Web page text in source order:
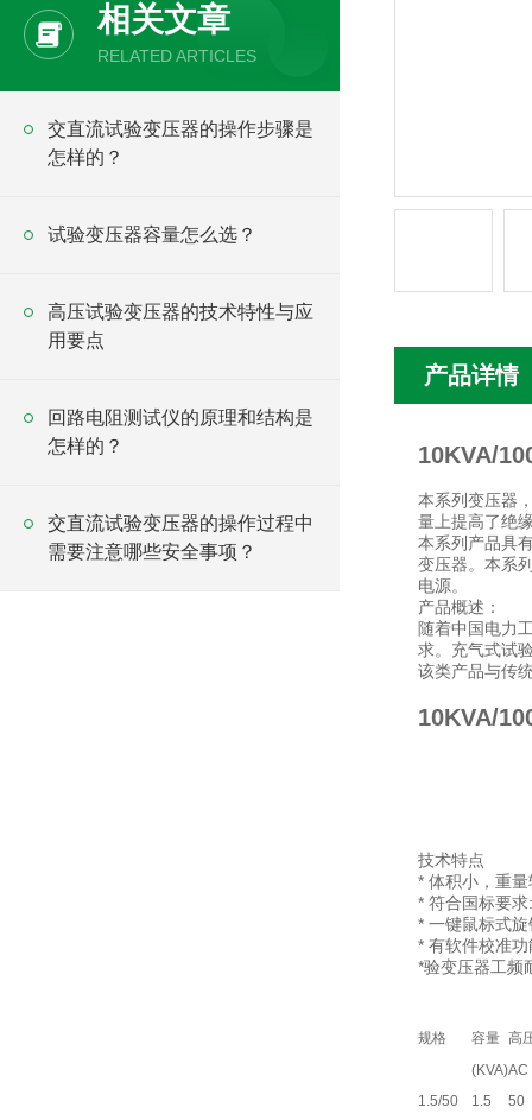
相关文章
RELATED ARTICLES
交直流试验变压器的操作步骤是
怎样的？
试验变压器容量怎么选？
高压试验变压器的技术特性与应
用要点
回路电阻测试仪的原理和结构是
怎样的？
交直流试验变压器的操作过程中
需要注意哪些安全事项？
产品详情
10KVA/
本系列变压器
量上提高了绝
本系列产品具
变压器。本系
电源。
产品概述：
随着中国电力
求。充气式试
该类产品与传
10KVA/
技术特点
* 体积小，重
* 符合国标要
* 一键鼠标式
* 有软件校准
*验变压器工频
规格 容量 高
(KVA)AC
1.5/50
1.5
50